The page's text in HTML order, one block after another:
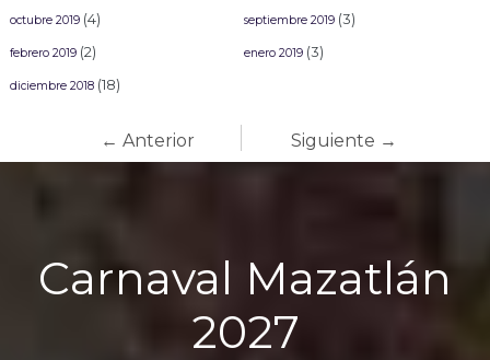
octubre 2019(4) septiembre 2019(3)
febrero 2019(2) enero 2019(3)
diciembre 2018(18)
← Anterior Siguiente →
Carnaval Mazatlán
2027